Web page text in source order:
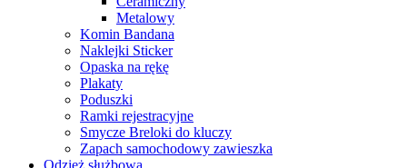
Metalowy
Komin Bandana
Naklejki Sticker
Opaska na rękę
Plakaty
Poduszki
Ramki rejestracyjne
Smycze Breloki do kluczy
Zapach samochodowy zawieszka
Odzież służbowa